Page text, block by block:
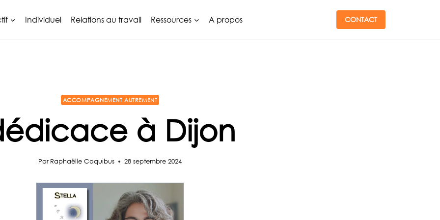
Individuel Relations au travail Ressources A propos CONTACT
ACCOMPAGNEMENT AUTREMENT
à Dijon
Par Raphaëlle Coquibus 28 septembre 2024